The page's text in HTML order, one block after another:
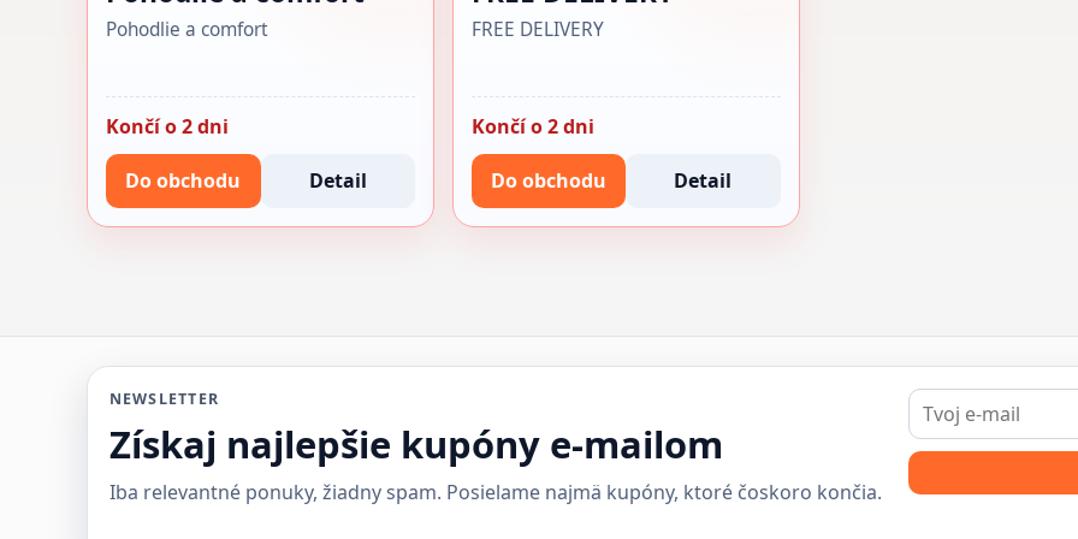
Pohodlie a comfort
Končí o 2 dni
Do obchodu Detail
FREE DELIVERY
Končí o 2 dni
Do obchodu Detail
NEWSLETTER
Získaj najlepšie kupóny e-mailom
Iba relevantné ponuky, žiadny spam. Posielame najmä kupóny, ktoré čoskoro končia.
E-
mail